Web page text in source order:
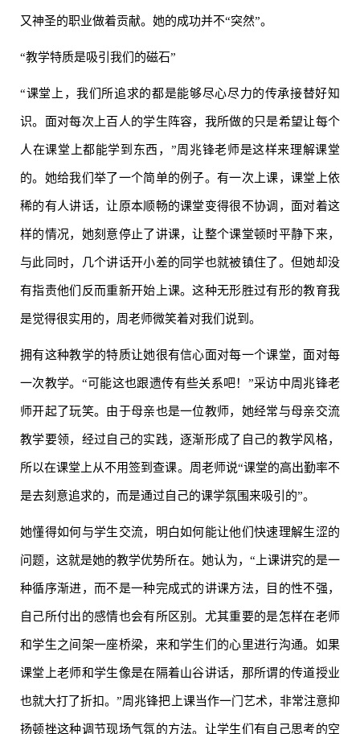
又神圣的职业做着贡献。她的成功并不“突然”。
“教学特质是吸引我们的磁石”
“课堂上，我们所追求的都是能够尽心尽力的传承接替好知
识。面对每次上百人的学生阵容，我所做的只是希望让每个
人在课堂上都能学到东西，”周兆锋老师是这样来理解课堂
的。她给我们举了一个简单的例子。有一次上课，课堂上依
稀的有人讲话，让原本顺畅的课堂变得很不协调，面对着这
样的情况，她刻意停止了讲课，让整个课堂顿时平静下来，
与此同时，几个讲话开小差的同学也就被镇住了。但她却没
有指责他们反而重新开始上课。这种无形胜过有形的教育我
是觉得很实用的，周老师微笑着对我们说到。
拥有这种教学的特质让她很有信心面对每一个课堂，面对每
一次教学。“可能这也跟遗传有些关系吧！”采访中周兆锋老
师开起了玩笑。由于母亲也是一位教师，她经常与母亲交流
教学要领，经过自己的实践，逐渐形成了自己的教学风格，
所以在课堂上从不用签到查课。周老师说“课堂的高出勤率不
是去刻意追求的，而是通过自己的课学氛围来吸引的”。
她懂得如何与学生交流，明白如何能让他们快速理解生涩的
问题，这就是她的教学优势所在。她认为，“上课讲究的是一
种循序渐进，而不是一种完成式的讲课方法，目的性不强，
自己所付出的感情也会有所区别。尤其重要的是怎样在老师
和学生之间架一座桥梁，来和学生们的心里进行沟通。如果
课堂上老师和学生像是在隔着山谷讲话，那所谓的传道授业
也就大打了折扣。”周兆锋把上课当作一门艺术，非常注意抑
扬顿挫这种调节现场气氛的方法。让学生们有自己思考的空